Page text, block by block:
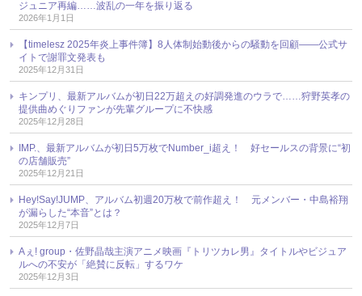
ジュニア再編……波乱の一年を振り返る
2026年1月1日
【timelesz 2025年炎上事件簿】8人体制始動後からの騒動を回顧――公式サ
イトで謝罪文発表も
2025年12月31日
キンプリ、最新アルバムが初日22万超えの好調発進のウラで……狩野英孝の
提供曲めぐりファンが先輩グループに不快感
2025年12月28日
IMP.、最新アルバムが初日5万枚でNumber_i超え！ 好セールスの背景に“初
の店舗販売”
2025年12月21日
Hey!Say!JUMP、アルバム初週20万枚で前作超え！ 元メンバー・中島裕翔
が漏らした“本音”とは？
2025年12月7日
Aぇ! group・佐野晶哉主演アニメ映画『トリツカレ男』タイトルやビジュア
ルへの不安が「絶賛に反転」するワケ
2025年12月3日